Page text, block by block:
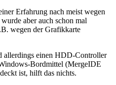
Erfahrung nach meist wegen
aber auch schon mal
wegen der Grafikkarte
allerdings einen HDD-Controller
Bordmittel (MergeIDE
ist, hilft das nichts.